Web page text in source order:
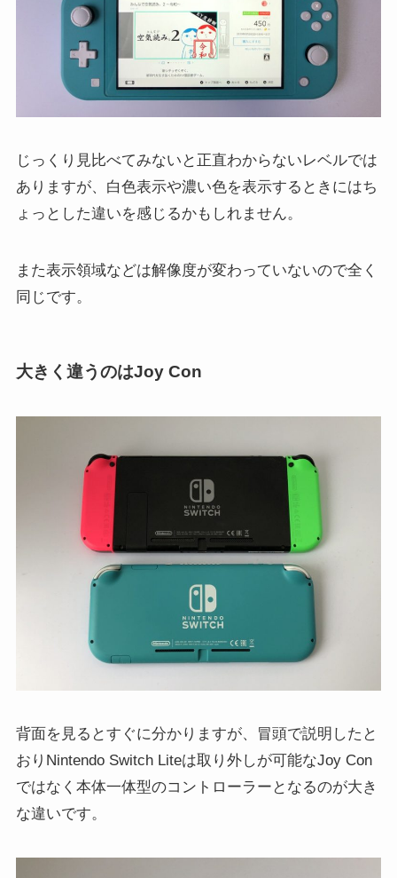
じっくり見比べてみないと正直わからないレベルでは
ありますが、白色表示や濃い色を表示するときにはち
ょっとした違いを感じるかもしれません。
また表示領域などは解像度が変わっていないので全く
同じです。
大きく違うのはJoy Con
背面を見るとすぐに分かりますが、冒頭で説明したと
おりNintendo Switch Liteは取り外しが可能なJoy Con
ではなく本体一体型のコントローラーとなるのが大き
な違いです。